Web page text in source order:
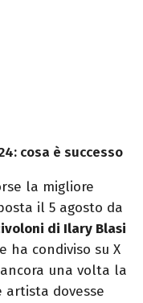
cosa è successo
la migliore
il 5 agosto da
di Ilary Blasi
ha condiviso su X
una volta la
dovesse